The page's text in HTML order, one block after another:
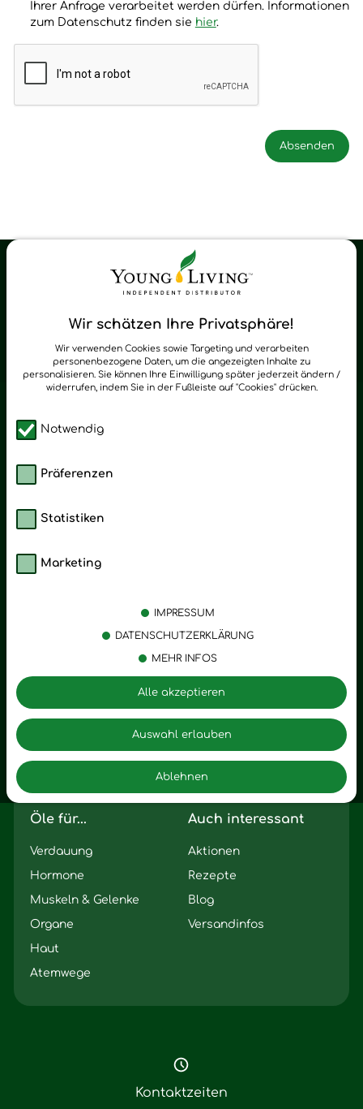
Ihrer Anfrage verarbeitet werden dürfen. Informationen
zum Datenschutz finden sie hier.
Wir schätzen Ihre Privatsphäre!
Wir verwenden Cookies sowie Targeting und verarbeiten
personenbezogene Daten, um die angezeigten Inhalte zu
personalisieren. Sie können Ihre Einwilligung später jederzeit ändern /
widerrufen, indem Sie in der Fußleiste auf "Cookies" drücken.
Notwendig
Präferenzen
Statistiken
Marketing
IMPRESSUM
DATENSCHUTZERKLÄRUNG
MEHR INFOS
Ablehnen
Auswahl erlauben
Alle akzeptieren
Young Living Shop-Oil Newsletter
zum Newsletter anmelden
Zuhause
Stress
Entspannung
Trauer
Romantik
Motivation
Seelischer Schlag
Öle für...
Verdauung
Hormone
Muskeln & Gelenke
Organe
Haut
Atemwege
Auch interessant
Aktionen
Rezepte
Blog
Versandinfos
Kontaktzeiten